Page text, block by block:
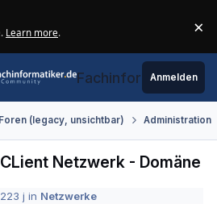
Learn more. ×
Fachinformatiker.de
Anmelden
(legacy, unsichtbar) Administration
Netzwerk - Domäne
23 j in Netzwerke